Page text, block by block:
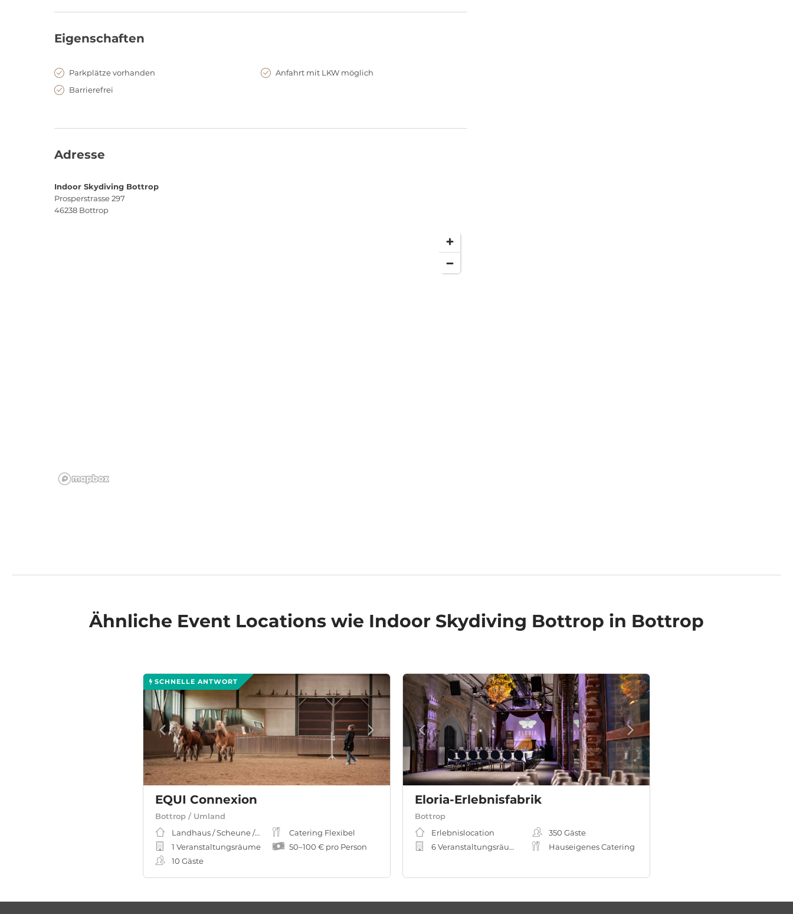
Eigenschaften
Parkplätze vorhanden
Anfahrt mit LKW möglich
Barrierefrei
Adresse
Indoor Skydiving Bottrop
Prosperstrasse 297
46238 Bottrop
Ähnliche Event Locations wie Indoor Skydiving Bottrop in Bottrop
SCHNELLE ANTWORT
EQUI Connexion
Bottrop / Umland
Landhaus / Scheune / Hof
1 Veranstaltungsräume
10 Gäste
Catering Flexibel
50–100 € pro Person
Eloria-Erlebnisfabrik
Bottrop
Erlebnislocation
6 Veranstaltungsräume
350 Gäste
Hauseigenes Catering